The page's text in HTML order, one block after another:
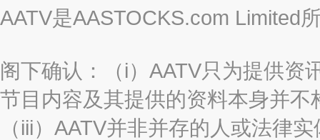
AATV是AASTOCKS.com Limited
阁下确认：（i）AATV只为提供资
节目内容及其提供的资料本身并
（iii）AATV并非并存的人或法律